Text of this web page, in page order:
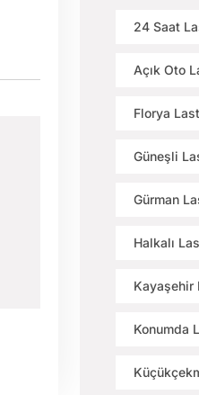
24 Saat
Açık Oto
Florya
Güneşli
Gürman
Halkalı
Kayaşehir
Konumda